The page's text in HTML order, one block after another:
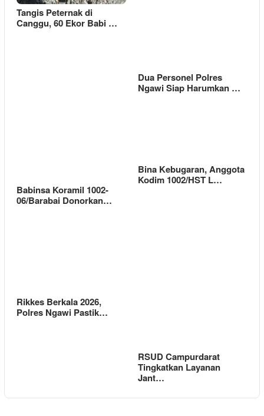
Tangis Peternak di
Canggu, 60 Ekor Babi …
Dua Personel Polres
Ngawi Siap Harumkan …
Babinsa Koramil 1002-
06/Barabai Donorkan…
Bina Kebugaran, Anggota
Kodim 1002/HST L…
Rikkes Berkala 2026,
Polres Ngawi Pastik…
RSUD Campurdarat
Tingkatkan Layanan
Jant…